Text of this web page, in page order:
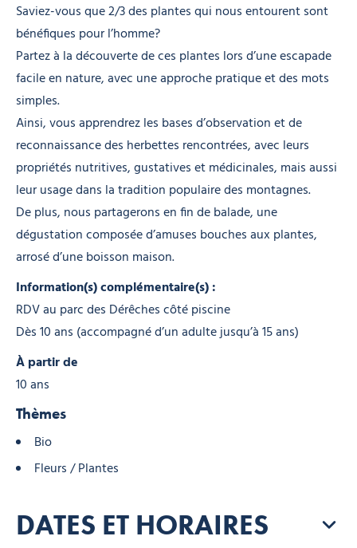
Saviez-vous que 2/3 des plantes qui nous entourent sont
bénéfiques pour l’homme?
Partez à la découverte de ces plantes lors d’une escapade
facile en nature, avec une approche pratique et des mots
simples.
Ainsi, vous apprendrez les bases d’observation et de
reconnaissance des herbettes rencontrées, avec leurs
propriétés nutritives, gustatives et médicinales, mais aussi
leur usage dans la tradition populaire des montagnes.
De plus, nous partagerons en fin de balade, une
dégustation composée d’amuses bouches aux plantes,
arrosé d’une boisson maison.
Information(s) complémentaire(s) :
RDV au parc des Dérêches côté piscine
Dès 10 ans (accompagné d’un adulte jusqu’à 15 ans)
À partir de
10 ans
Thèmes
Bio
Fleurs / Plantes
DATES ET HORAIRES